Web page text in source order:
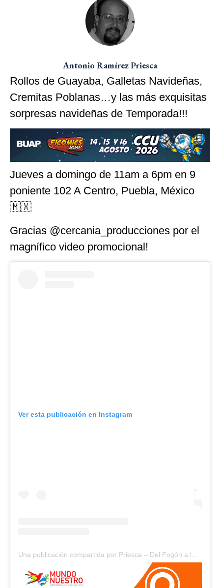
Antonio Ramírez Priesca
Rollos de Guayaba, Galletas Navideñas,
Cremitas Poblanas…y las más exquisitas
sorpresas navideñas de Temporada!!!
Jueves a domingo de 11am a 6pm en 9
poniente 102 A Centro, Puebla, México
🇲🇽
Gracias @cercania_producciones por el
magnífico video promocional!
Ver esta publicación en Instagram